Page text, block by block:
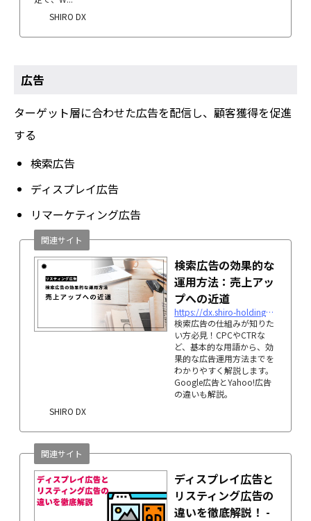
SHIRO DX
広告
ターゲット層に合わせた広告を配信し、顧客獲得を促進
する
検索広告
ディスプレイ広告
リマーケティング広告
検索広告の効果的な
運用方法：売上アッ
プへの近道
https://dx.shiro-holdings.co.jp/p5161/
検索広告の仕組みが知りた
い方必見！CPCやCTRな
ど、基本的な用語から、効
果的な広告運用方法までを
わかりやすく解説します。
Google広告とYahoo!広告
の違いも解説。
SHIRO DX
関連サイト
ディスプレイ広告と
リスティング広告の
違いを徹底解説！ -
関連サイト